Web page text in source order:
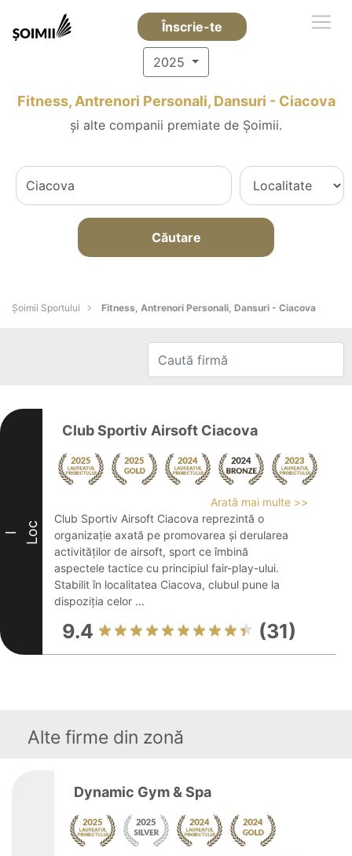
Înscrie-te
2025
Fitness, Antrenori Personali, Dansuri - Ciacova
și alte companii premiate de Șoimii.
Căutare
Șoimii Sportului Fitness, Antrenori Personali, Dansuri - Ciacova
I Loc
Club Sportiv Airsoft Ciacova
Arată mai multe >>
Club Sportiv Airsoft Ciacova reprezintă o
organizație axată pe promovarea și derularea
activităților de airsoft, sport ce îmbină
aspectele tactice cu principiul fair-play-ului.
Stabilit în localitatea Ciacova, clubul pune la
dispoziția celor ...
9.4 (31)
Alte firme din zonă
Dynamic Gym & Spa